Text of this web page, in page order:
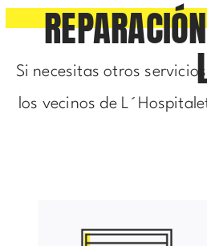
Si necesitas otros
los vecinos de